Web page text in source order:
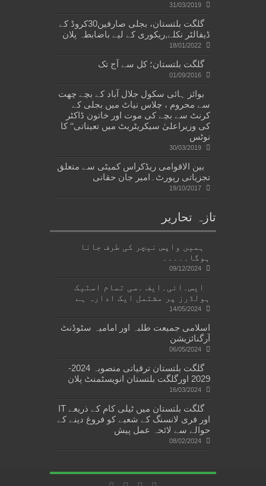
31/03/2019
گلگت بلتستان، بجلی صارفین30کروڈ کے
ڈیفالٹر نکلے,ریکوری کے لیے باضابطہ پلان
18/01/2022
گلگت بلتستان؛ کل سے آج تک
01/09/2016
بوائز ہائی سکول جلال آباد کے بچے چھت
سے محروم ، چلاس نیاٹ میں بجلی کے
کرنٹ سے بچے کی موت اور خاتون ڈاکٹر
کی وزیراعلیٰ سیکریٹریٹ میں تعیناتی‘‘ کا
نوٹس
30/03/2019
بین الاقوامی ریڈکراس کمیٹی سے متعلق
تجزیاتی رپورٹ۔امیر جان حقانی
19/10/2017
تازہ تحاریر
ہمیں واپس نیچر کی طرف جانا
ہوگا۔۔۔۔۔
09/12/2024
ایس۔ائی۔ایف ۔سی تمام اسٹیک
ہولڈرز پر مشتمل ایک ادارہ ہے
14/05/2024
اسلامی جمیعت طلبہ اور امامیہ سٹوڈنٹ
آرگنائزیشن
06/05/2024
گلگت بلتستان ترقیاتی منصوبہ 2024-
2029 اورگلگت بلتستان انویسٹمنٹ پلان
16/03/2024
گلگت بلتستان میں ٹیلی کام کے ذریعے IT
اور فری لانسنگ کے شعبے کو فروغ دینے کے
حوالے سے لائحہ عمل پیش
08/02/2024